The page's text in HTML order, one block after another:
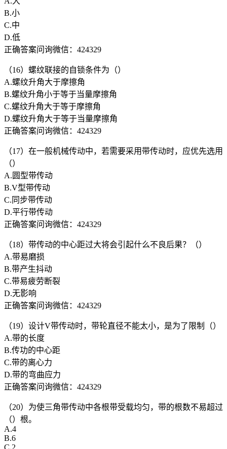
B.小
C.中
D.低
正确答案问询微信：424329
（16）螺纹联接的自锁条件为（）
A.螺纹升角大于摩擦角
B.螺纹升角小于等于当量摩擦角
C.螺纹升角大于等于摩擦角
D.螺纹升角大于等于当量摩擦角
正确答案问询微信：424329
（17）在一般机械传动中，若需要采用带传动时，应优先选用
（）
A.圆型带传动
B.V型带传动
C.同步带传动
D.平行带传动
正确答案问询微信：424329
（18）带传动的中心距过大将会引起什么不良后果？（）
A.带易磨损
B.带产生抖动
C.带易疲劳断裂
D.无影响
正确答案问询微信：424329
（19）设计V带传动时，带轮直径不能太小，是为了限制（）
A.带的长度
B.传功的中心距
C.带的离心力
D.带的弯曲应力
正确答案问询微信：424329
（20）为使三角带传动中各根带受载均匀，带的根数不易超过
（）根。
A.4
B.6
C.2